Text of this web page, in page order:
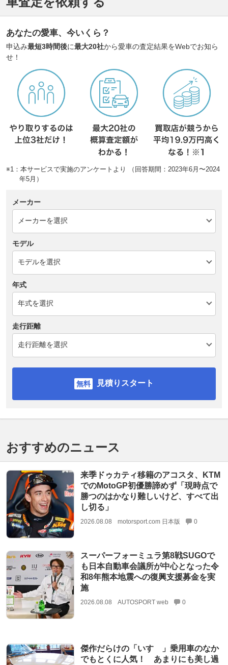
あなたの愛車、今いくら？
申込み最短3時間後に最大20社から愛車の査定結果をWebでお知ら
せ！
※1：本サービスで実施のアンケートより （回答期間：2023年6月〜2024
年5月）
メーカー
モデル
年式
走行距離
見積りスタート
おすすめのニュース
来季ドゥカティ移籍のアコスタ、KTM
でのMotoGP初優勝諦めず「現時点で
勝つのはかなり難しいけど、すべて出
し切る」
2026.08.08 motorsport.com 日本版 0
スーパーフォーミュラ第8戦SUGOで
も日本自動車会議所が中心となった令
和8年熊本地震への復興支援募金を実
施
2026.08.08 AUTOSPORT web 0
傑作だらけの「いすゞ」乗用車のなか
でもとくに人気！ あまりにも美し過